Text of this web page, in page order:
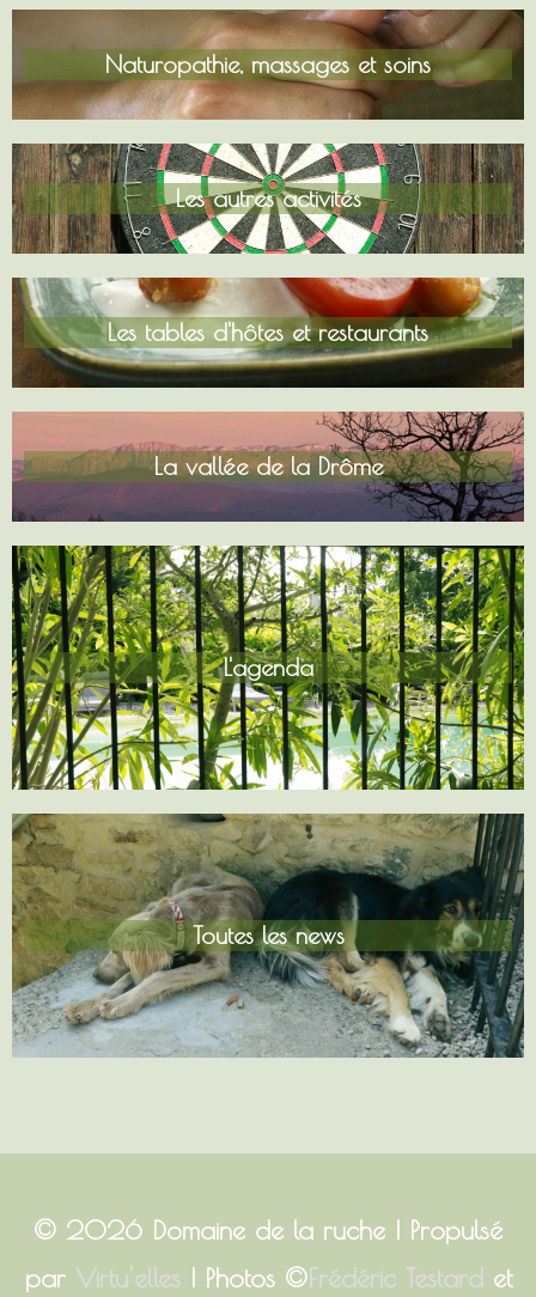
Naturopathie, massages et soins
Les autres activités
Les tables d'hôtes et restaurants
La vallée de la Drôme
L'agenda
Toutes les news
© 2026 Domaine de la ruche | Propulsé
par Virtu'elles| Photos ©Frédéric Testard et